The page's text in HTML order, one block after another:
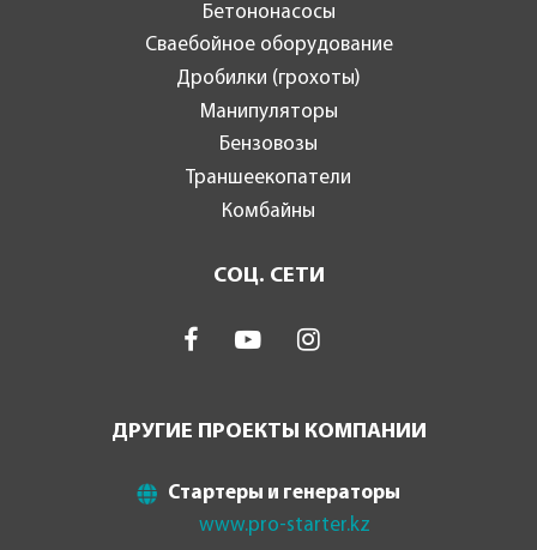
Бетононасосы
Сваебойное оборудование
Дробилки (грохоты)
Манипуляторы
Бензовозы
Траншеекопатели
Комбайны
СОЦ. СЕТИ
ДРУГИЕ ПРОЕКТЫ КОМПАНИИ
Стартеры и генераторы
www.pro-starter.kz